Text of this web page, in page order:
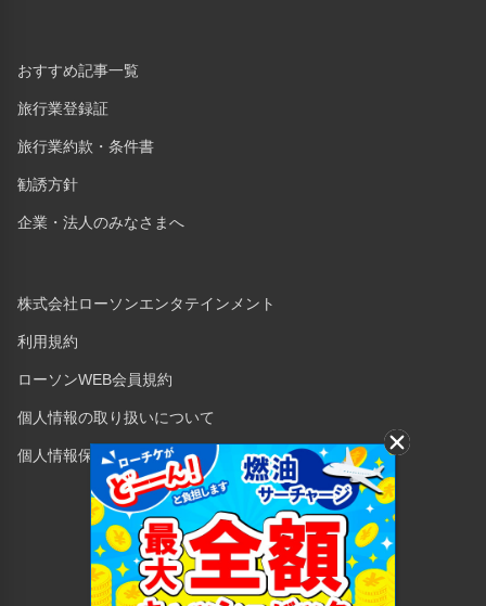
おすすめ記事一覧
旅行業登録証
旅行業約款・条件書
勧誘方針
企業・法人のみなさまへ
株式会社ローソンエンタテインメント
利用規約
ローソンWEB会員規約
個人情報の取り扱いについて
個人情報保護方針
Copyright © 1998 Lawson Entertainment, Inc.